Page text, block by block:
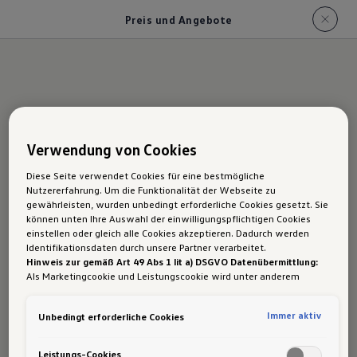
Preis und Angebote
aktuelle Angebote
Bereits ab € 22.290,- in der
Ausstattungslinie 4Me,
bzw. € 29.590,- 2als
eHybrid.
Verwendung von Cookies
Diese Seite verwendet Cookies für eine bestmögliche
Nutzererfahrung. Um die Funktionalität der Webseite zu
gewährleisten, wurden unbedingt erforderliche Cookies gesetzt. Sie
können unten Ihre Auswahl der einwilligungspflichtigen Cookies
einstellen oder gleich alle Cookies akzeptieren. Dadurch werden
Identifikationsdaten durch unsere Partner verarbeitet.
Hinweis zur gemäß Art 49 Abs 1 lit a) DSGVO Datenübermittlung:
Als Marketingcookie und Leistungscookie wird unter anderem
Daten in die USA (insbesondere dort an die Google LLC) weitergibt.
Unbedingt erforderliche Cookies Immer aktiv
Leistungs-Cookies